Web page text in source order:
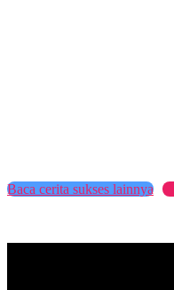
Baca cerita sukses lainnya